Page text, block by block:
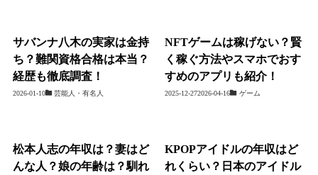
サバンナ八木の実家は金持
ち？難関資格合格は本当？
経歴も徹底調査！
2026-01-10 芸能人・有名人
NFTゲームは稼げない？賢
く稼ぐ方法やスマホでおす
すめのアプリも紹介！
2025-12-272026-04-16 ゲーム
松本人志の年収は？妻はど
んな人？娘の年齢は？馴れ
KPOPアイドルの年収はど
れくらい？日本のアイドル